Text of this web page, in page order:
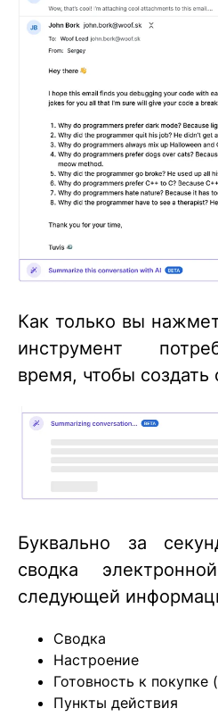
Как только вы
инструмент
время, чтобы создать
Буквально за
сводка
следующей
Сводка
Настроение
Готовность к покупке
Пункты действия